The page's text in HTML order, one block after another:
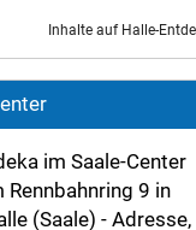
Inhalte auf Halle-
im Saale-Center
Rennbahnring 9 in
(Saale) - Adresse,